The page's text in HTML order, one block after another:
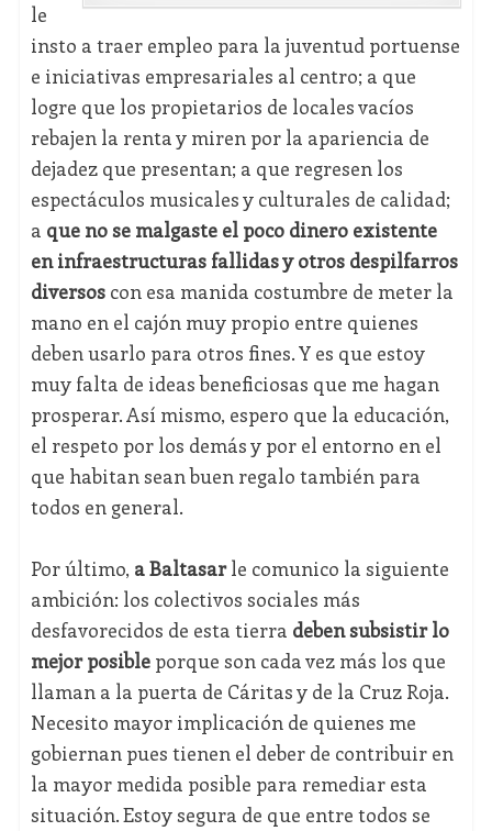
le
insto a traer empleo para la juventud portuense
e iniciativas empresariales al centro; a que
logre que los propietarios de locales vacíos
rebajen la renta y miren por la apariencia de
dejadez que presentan; a que regresen los
espectáculos musicales y culturales de calidad;
a que no se malgaste el poco dinero existente
en infraestructuras fallidas y otros despilfarros
diversoscon esa manida costumbre de meter la
mano en el cajón muy propio entre quienes
deben usarlo para otros fines. Y es que estoy
muy falta de ideas beneficiosas que me hagan
prosperar. Así mismo, espero que la educación,
el respeto por los demás y por el entorno en el
que habitan sean buen regalo también para
todos en general.
Por último, a Baltasarle comunico la siguiente
ambición: los colectivos sociales más
desfavorecidos de esta tierra deben subsistir lo
mejor posibleporque son cada vez más los que
llaman a la puerta de Cáritas y de la Cruz Roja.
Necesito mayor implicación de quienes me
gobiernan pues tienen el deber de contribuir en
la mayor medida posible para remediar esta
situación. Estoy segura de que entre todos se